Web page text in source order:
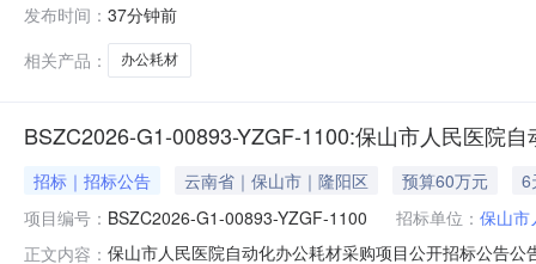
果：序号供应商名称供应商地址中标（成交）金额评审
发布时间： 37分钟前
相关产品：
办公耗材
BSZC2026-G1-00893-YZGF-1100:保山市人民医院
招标｜招标公告 云南省｜保山市｜隆阳区 预算60万元
6
项目编号： BSZC2026-G1-00893-YZGF-1100 招标单位： 保山市
正文内容： 保山市人民医院自动化办公耗材采购项目公开招标公告